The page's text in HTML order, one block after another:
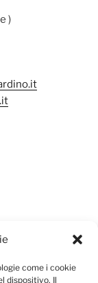
come i cookie
dispositivo. Il
)